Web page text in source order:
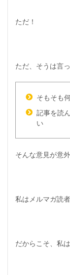
ただ！
ただ、そうは言
そもそも
記事を読
い
そんな意見が意
私はメルマガ読
だからこそ、私